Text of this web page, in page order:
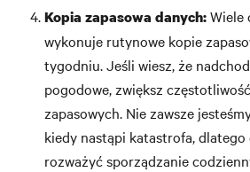
Kopia zapasowa danych:Wiele
wykonuje rutynowe kopie
tygodniu. Jeśli wiesz, że
pogodowe, zwiększ
zapasowych. Nie zawsze
kiedy nastąpi katastrofa,
rozważyć sporządzanie